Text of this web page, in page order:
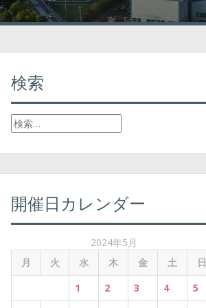
検索
検
索
:
開催日カレンダー
2024年5月
月
火 水 木 金 土
日
1
2 3 4
5